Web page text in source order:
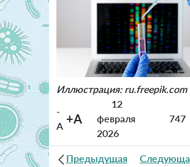
Иллюстрация: ru.freepik.com
-
A +A
12
февраля
2026
747
Предыдущая